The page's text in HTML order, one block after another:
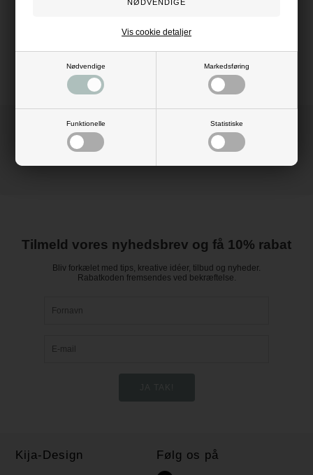
Nødvendige Markedsføring
Funktionelle Statistiske
Vis cookie detaljer
Anmeldelser
Tilmeld vores nyhedsbrev og få 10% rabat
Bliv forkælet med tips, kreative idéer, tilbud og nyheder.
Rabatkoden fremsendes ved bekræftelse.
Kija-Design Følg os på